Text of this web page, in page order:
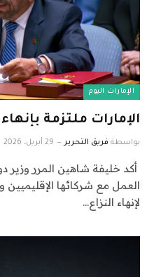
الإمارات اليوم
الإمارات ملتزمة
بواسطة فريق التحرير 29 أبريل، 2026
أكد خليفة شاهين المرر وزير
العمل مع شركائها الإقليميين
لإنهاء النزاع…